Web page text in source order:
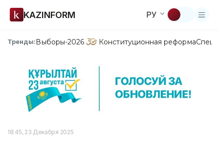
KAZINFORM РУ
Тренды:Выборы-2026 Конституционная реформа
18:45, 23 Декабря 2025